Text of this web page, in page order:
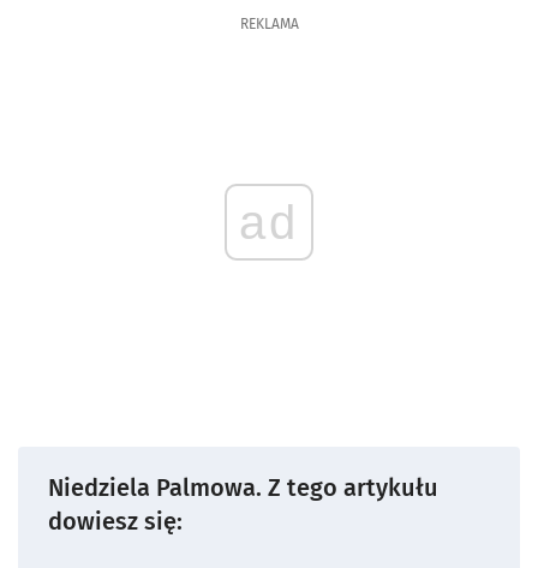
REKLAMA
ad
Niedziela Palmowa. Z tego artykułu
dowiesz się: